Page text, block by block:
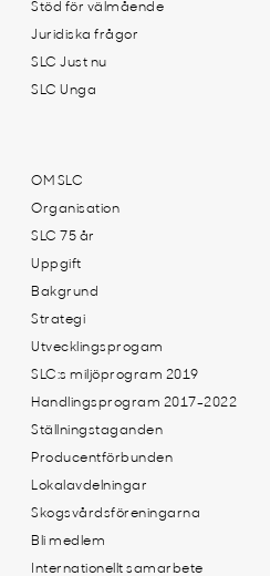
Stöd för välmående
Juridiska frågor
SLC Just nu
SLC Unga
OM SLC
Organisation
SLC 75 år
Uppgift
Bakgrund
Strategi
Utvecklingsprogam
SLC:s miljöprogram 2019
Handlingsprogram 2017-2022
Ställningstaganden
Producentförbunden
Lokalavdelningar
Skogsvårdsföreningarna
Bli medlem
Internationellt samarbete